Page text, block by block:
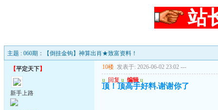
站
主题 : 060期：【倒挂金钩】神算出肖★致富资料！
【平定天下】
新手上路
10楼 发表于: 2026-06-02 23:02 ---
u 回复 u 编辑 u
顶！顶高手好料.谢谢你了